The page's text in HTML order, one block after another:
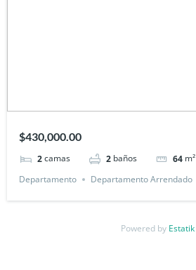
$430,000.00
2camas 2 baños 64 m²
Departamento
Departamento Arrendado
Powered by Estatik